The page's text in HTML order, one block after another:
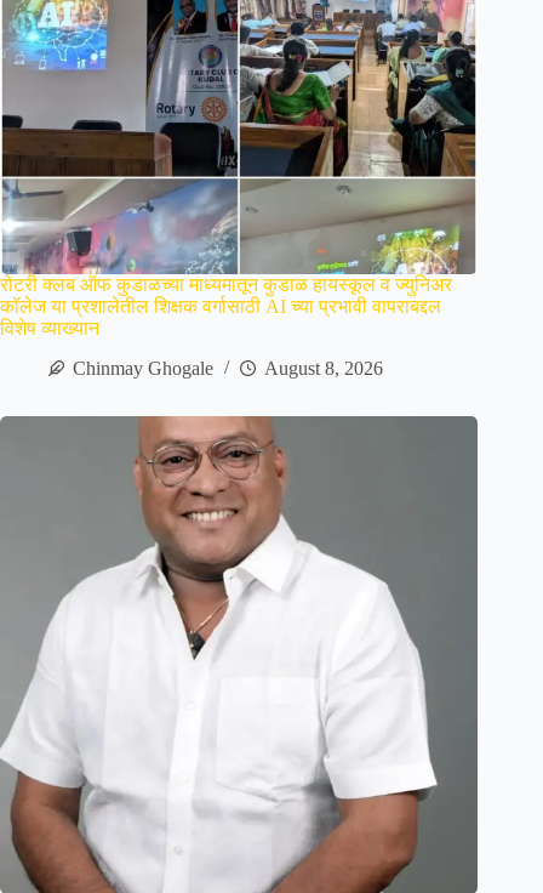
रोटरी क्लब ऑफ कुडाळच्या माध्यमातून कुडाळ हायस्कूल व ज्युनिअर
कॉलेज या प्रशालेतील शिक्षक वर्गासाठी AI च्या प्रभावी वापराबद्दल
विशेष व्याख्यान
Chinmay Ghogale
August 8, 2026